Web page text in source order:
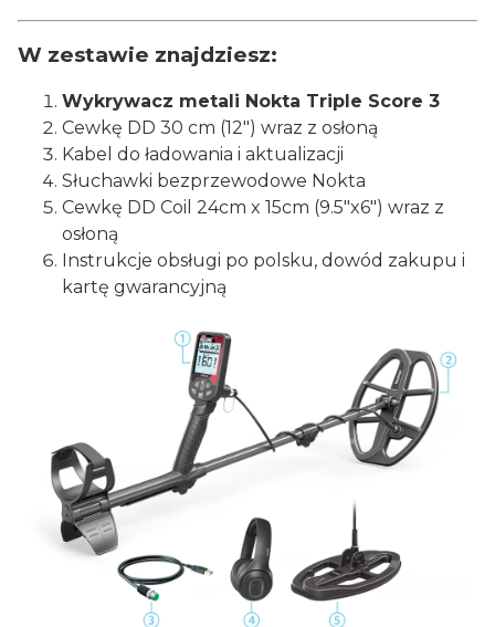
W zestawie znajdziesz:
Wykrywacz metali Nokta Triple Score 3
Cewkę DD 30 cm (12") wraz z osłoną
Kabel do ładowania i aktualizacji
Słuchawki bezprzewodowe Nokta
Cewkę DD Coil 24cm x 15cm (9.5"x6") wraz z
osłoną
Instrukcje obsługi po polsku, dowód zakupu i
kartę gwarancyjną